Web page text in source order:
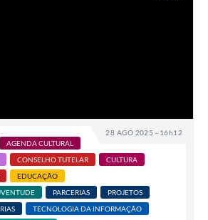
28 AGO 2025 - 16h12
AGENDA CULTURAL
CONSELHO TUTELAR
CULTURA
EDUCAÇÃO
PARCERIAS
PROJETOS
TECNOLOGIA DA INFORMAÇÃO